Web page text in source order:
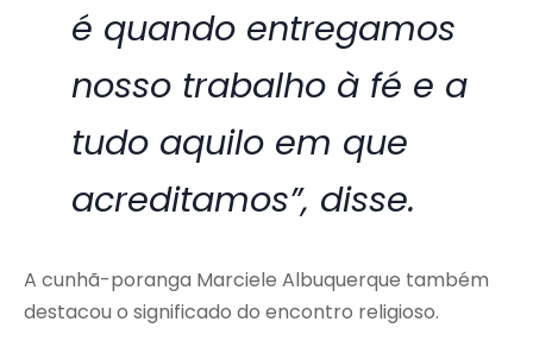
é quando entregamos
nosso trabalho à fé e a
tudo aquilo em que
acreditamos”, disse.
A cunhã-poranga Marciele Albuquerque também
destacou o significado do encontro religioso.